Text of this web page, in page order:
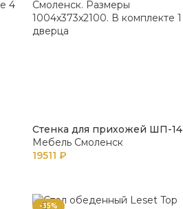
Стенка для прихожей ШП-14
Мебель Смоленск
19511 ₽
-35%